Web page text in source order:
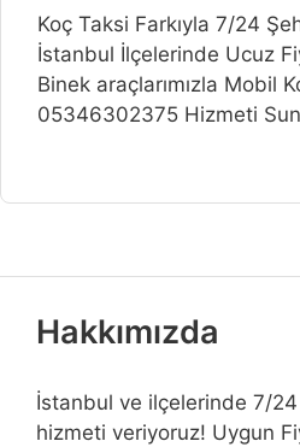
Koç Taksi Farkıyla 7/24
İstanbul İlçelerinde Ucuz
Binek araçlarımızla Mobil
05346302375 Hizmeti
Hakkımızda
İstanbul ve ilçelerinde 7/
hizmeti veriyoruz! Uygun